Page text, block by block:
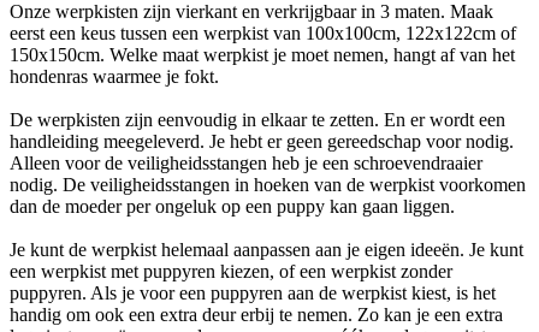
Onze werpkisten zijn vierkant en verkrijgbaar in 3 maten. Maak
eerst een keus tussen een werpkist van 100x100cm, 122x122cm of
150x150cm. Welke maat werpkist je moet nemen, hangt af van het
hondenras waarmee je fokt.
De werpkisten zijn eenvoudig in elkaar te zetten. En er wordt een
handleiding meegeleverd. Je hebt er geen gereedschap voor nodig.
Alleen voor de veiligheidsstangen heb je een schroevendraaier
nodig. De veiligheidsstangen in hoeken van de werpkist voorkomen
dan de moeder per ongeluk op een puppy kan gaan liggen.
Je kunt de werpkist helemaal aanpassen aan je eigen ideeën. Je kunt
een werpkist met puppyren kiezen, of een werpkist zonder
puppyren. Als je voor een puppyren aan de werpkist kiest, is het
handig om ook een extra deur erbij te nemen. Zo kan je een extra